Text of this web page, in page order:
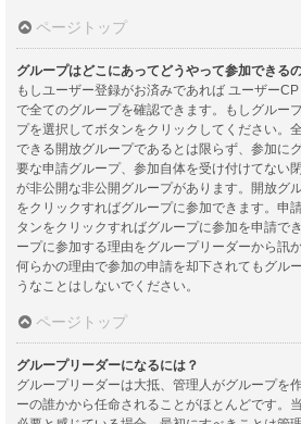
ページトップ
グループはどこにあってどうやって参加できる
もしユーザー登録がお済みであれば ユーザー
で全てのグループを確認できます。もしグルー
プを選択してボタンをクリックしてください。
できる開放グループであるとは限らず、参加に
要な申請グループ、参加自体を受け付けてない
が非公開な非公開グループがあります。開放グ
をクリックすればグループに参加できます。申
タンをクリックすればグループに参加を申請で
ープに参加する理由をグループリーダーから訊
何らかの理由で参加の申請を却下されてもグル
うなことはしないでください。
ページトップ
グループリーダーになるには？
グループリーダーは大抵、管理人がグループを
ーの誰かから任命されることがほとんどです。